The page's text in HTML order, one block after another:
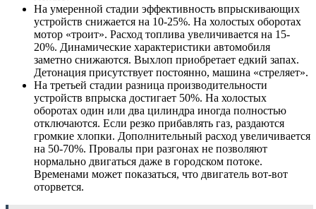
На умеренной стадии эффективность впрыскивающих
устройств снижается на 10-25%. На холостых оборотах
мотор «троит». Расход топлива увеличивается на 15-
20%. Динамические характеристики автомобиля
заметно снижаются. Выхлоп приобретает едкий запах.
Детонация присутствует постоянно, машина «стреляет».
На третьей стадии разница производительности
устройств впрыска достигает 50%. На холостых
оборотах один или два цилиндра иногда полностью
отключаются. Если резко прибавлять газ, раздаются
громкие хлопки. Дополнительный расход увеличивается
на 50-70%. Провалы при разгонах не позволяют
нормально двигаться даже в городском потоке.
Временами может показаться, что двигатель вот-вот
оторвется.